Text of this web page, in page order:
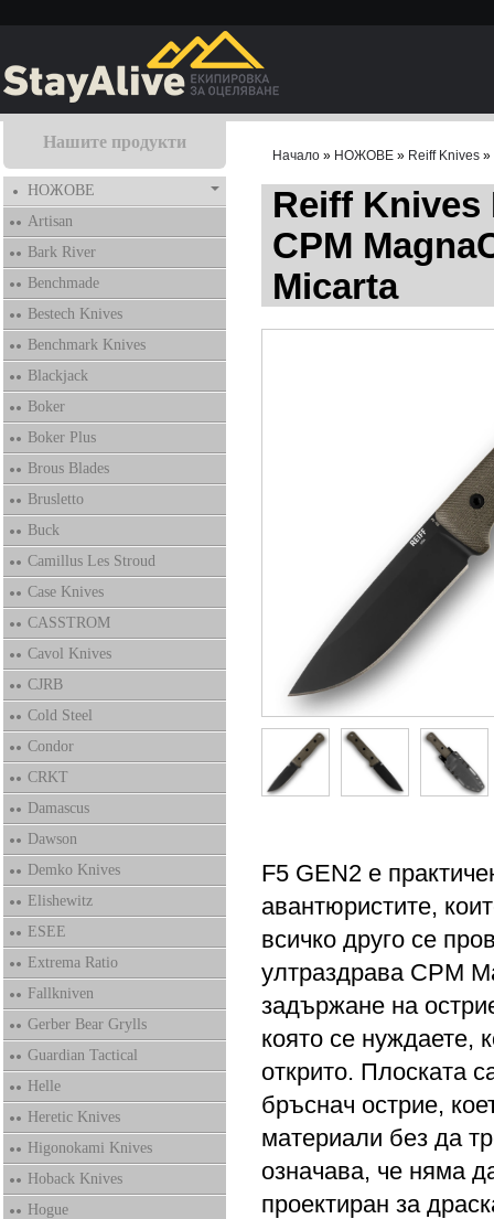
Нашите продукти
НОЖОВЕ
Artisan
Bark River
Benchmade
Bestech Knives
Benchmark Knives
Blackjack
Boker
Boker Plus
Brous Blades
Brusletto
Buck
Camillus Les Stroud
Case Knives
CASSTROM
Cavol Knives
CJRB
Cold Steel
Condor
CRKT
Damascus
Dawson
Demko Knives
Elishewitz
ESEE
Extrema Ratio
Fallkniven
Gerber Bear Grylls
Guardian Tactical
Helle
Heretic Knives
Higonokami Knives
Hoback Knives
Hogue
Начало» НОЖОВЕ» Reiff Knives»
Reiff Knives
CPM
Micarta
F5 GEN2 е
авантюристите,
всичко друго се
ултраздрава CPM
задържане на
която се нуждаете,
открито. Плоската
бръснач острие,
материали без да
означава, че няма
проектиран за